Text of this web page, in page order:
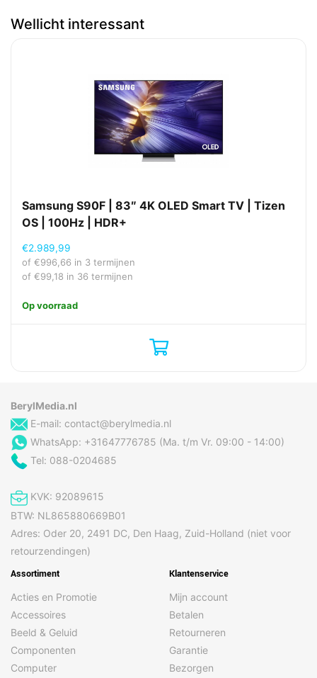
Wellicht interessant
Samsung S90F | 83″ 4K OLED Smart TV | Tizen
OS | 100Hz | HDR+
€2.989,99
of €996,66 in 3 termijnen
of €99,18 in 36 termijnen
Op voorraad
BerylMedia.nl
E-mail: contact@berylmedia.nl
WhatsApp: +31647776785 (Ma. t/m Vr. 09:00 - 14:00)
Tel: 088-0204685
KVK: 92089615
BTW: NL865880669B01
Adres: Oder 20, 2491 DC, Den Haag, Zuid-Holland (niet voor
retourzendingen)
Assortiment
Acties en Promotie
Accessoires
Beeld & Geluid
Componenten
Computer
Klantenservice
Mijn account
Betalen
Retourneren
Garantie
Bezorgen